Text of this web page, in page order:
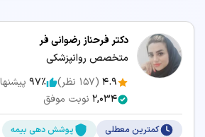
دکتر فرحناز رضوانی فر
متخصص روانپزشکی
4.9
(
157 نظر) 97٪
2,034 نوبت موفق
کمترین معطلی پوشش دهی بیمه